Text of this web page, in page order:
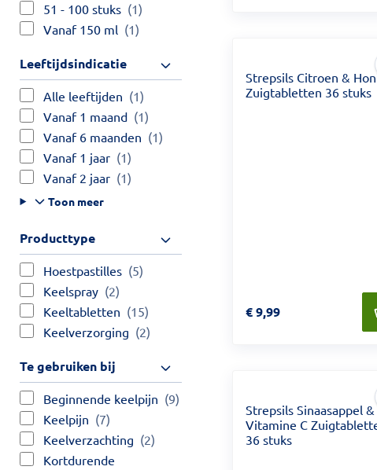
51 - 100 stuks (1)
Vanaf 150 ml (1)
Leeftijdsindicatie
Alle leeftijden (1)
Vanaf 1 maand (1)
Vanaf 6 maanden (1)
Vanaf 1 jaar (1)
Vanaf 2 jaar (1)
Toon meer
Producttype
Hoestpastilles (5)
Keelspray (2)
Keeltabletten (15)
Keelverzorging (2)
Te gebruiken bij
Beginnende keelpijn (9)
Keelpijn (7)
Keelverzachting (2)
Kortdurende
Strepsils Citroen &
Zuigtabletten 36 stuks
Prijs: € 9,99
€9,99
Strepsils Sinaasappel &
Vitamine C
36 stuks